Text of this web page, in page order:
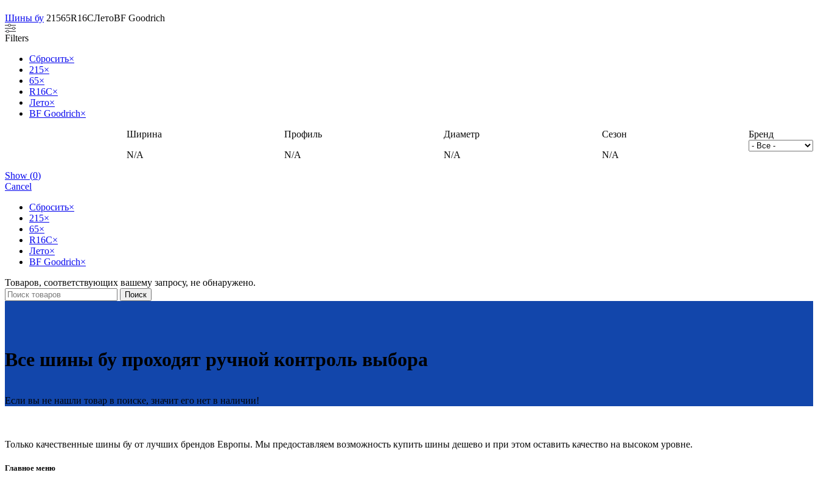
Шины бу 21565R16CЛетоBF Goodrich
Filters
Сбросить×
215×
65×
R16C×
Лето×
BF Goodrich×
Ширина
N/A
Профиль
N/A
Диаметр
N/A
Сезон
N/A
Бренд
Show (0)
Cancel
Сбросить×
215×
65×
R16C×
Лето×
BF Goodrich×
Товаров, соответствующих вашему запросу, не обнаружено.
Поиск
Все шины бу проходят ручной контроль выбора
Если вы не нашли товар в поиске, значит его нет в наличии!
Только качественные шины бу от лучших брендов Европы. Мы предоставляем возможность купить шины дешево и при этом оставить качество на высоком уровне.
Главное меню